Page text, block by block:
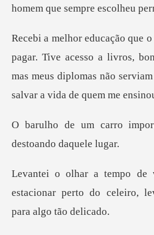
cesso a livros,
mas meus diplomas não se
estacionar perto do celeiro,